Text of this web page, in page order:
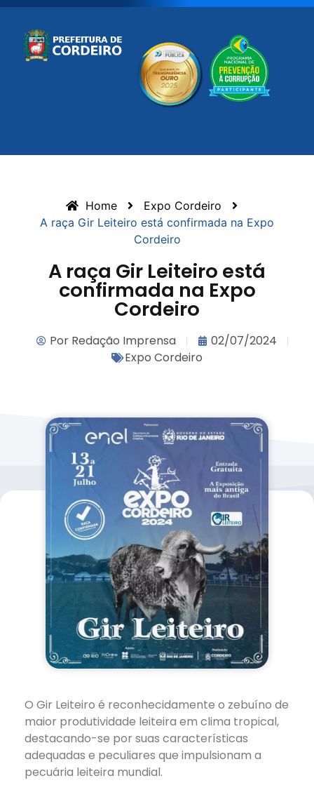
Home
Expo Cordeiro
A raça Gir Leiteiro está confirmada na Expo
Cordeiro
A raça Gir Leiteiro está
confirmada na Expo
Cordeiro
Por Redação Imprensa
02/07/2024
Expo Cordeiro
O Gir Leiteiro é reconhecidamente o zebuíno de
maior produtividade leiteira em clima tropical,
destacando-se por suas características
adequadas e peculiares que impulsionam a
pecuária leiteira mundial.